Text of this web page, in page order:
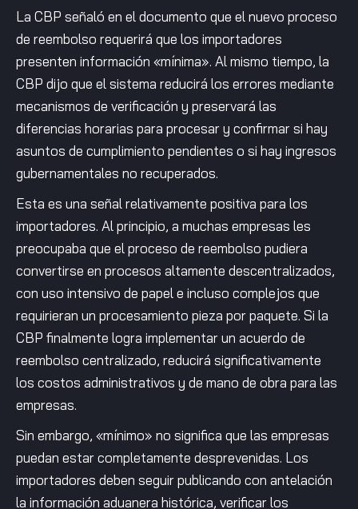
La CBP señaló en el documento que el nuevo proceso
de reembolso requerirá que los importadores
presenten información «mínima». Al mismo tiempo, la
CBP dijo que el sistema reducirá los errores mediante
mecanismos de verificación y preservará las
diferencias horarias para procesar y confirmar si hay
asuntos de cumplimiento pendientes o si hay ingresos
gubernamentales no recuperados.
Esta es una señal relativamente positiva para los
importadores. Al principio, a muchas empresas les
preocupaba que el proceso de reembolso pudiera
convertirse en procesos altamente descentralizados,
con uso intensivo de papel e incluso complejos que
requirieran un procesamiento pieza por paquete. Si la
CBP finalmente logra implementar un acuerdo de
reembolso centralizado, reducirá significativamente
los costos administrativos y de mano de obra para las
empresas.
Sin embargo, «mínimo» no significa que las empresas
puedan estar completamente desprevenidas. Los
importadores deben seguir publicando con antelación
la información aduanera histórica, verificar los